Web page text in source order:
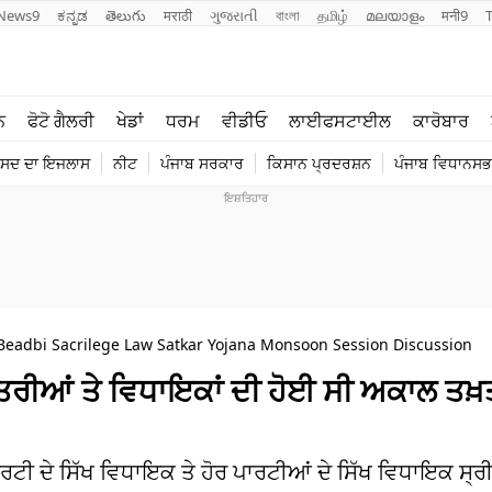
ಕನ್ನಡ తెలుగు मराठी ગુજરાતી বাংলা தமிழ் മലയാളം मनी9
ਫੋਟੋ ਗੈਲਰੀ ਖੇਡਾਂ ਧਰਮ ਵੀਡੀਓ ਲਾਈਫਸਟਾਈਲ ਕਾਰੋਬਾਰ
ਦਾ ਇਜਲਾਸ ਨੀਟ ਪੰਜਾਬ ਸਰਕਾਰ ਕਿਸਾਨ ਪ੍ਰਦਰਸ਼ਨ ਪੰਜਾਬ
ਪੰਜਾਬ
ਟੈਕਨੋਲਜੀ
Sacrilege Law Satkar Yojana Monsoon Session Discussion
ਤੇ ਵਿਧਾਇਕਾਂ ਦੀ ਹੋਈ ਸੀ ਅਕਾਲ
ਦੇ ਸਿੱਖ ਵਿਧਾਇਕ ਤੇ ਹੋਰ ਪਾਰਟੀਆਂ ਦੇ ਸਿੱਖ ਵਿਧਾਇਕ